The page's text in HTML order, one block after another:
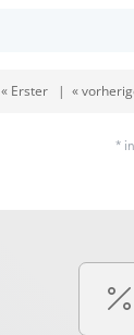
« Erster| «
*